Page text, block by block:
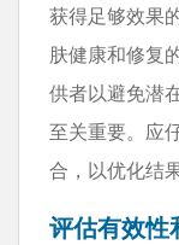
获得足够效果
肤健康和修复
供者以避免潜
至关重要。应
合，以优化结
评估有效性